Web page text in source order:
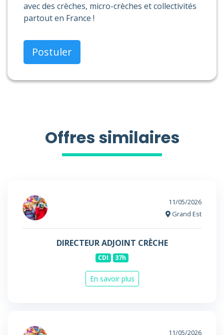
avec des crèches, micro-crèches et collectivités
partout en France !
Postuler
Offres similaires
11/05/2026
Grand Est
DIRECTEUR ADJOINT CRÈCHE
CDI 37h
En savoir plus
11/05/2026